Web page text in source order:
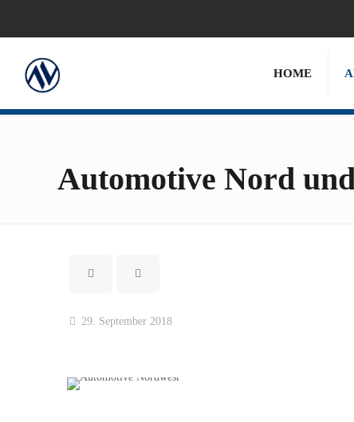
HOME
Automotive Nord
29. September 2018